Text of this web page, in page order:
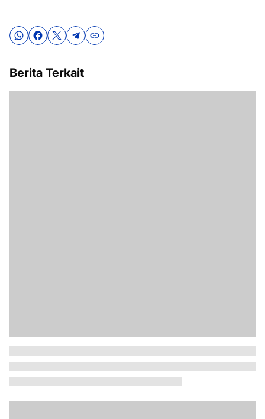
Berita Terkait